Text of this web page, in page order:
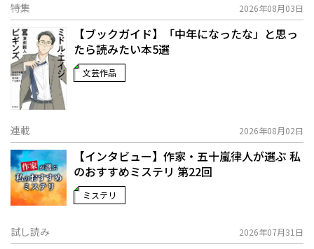
特集 2026年08月03日
【ブックガイド】「中年になったな」と思っ
たら読みたい本5選
文芸作品
連載 2026年08月02日
【インタビュー】作家・五十嵐律人が選ぶ 私
のおすすめミステリ 第22回
ミステリ
試し読み 2026年07月31日